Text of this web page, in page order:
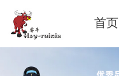
首页